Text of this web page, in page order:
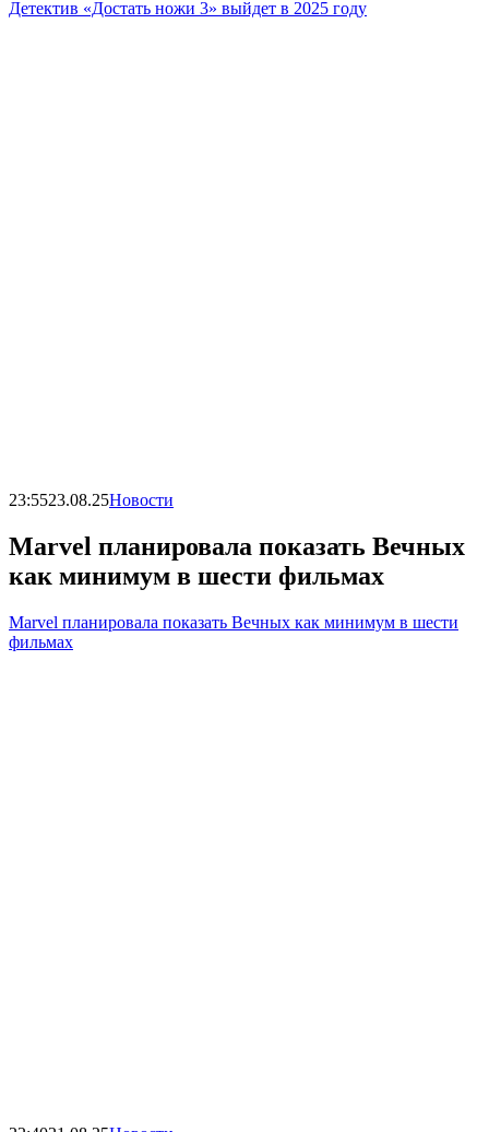
Детектив «Достать ножи 3» выйдет в 2025 году
23:5523.08.25Новости
Marvel планировала показать Вечных
как минимум в шести фильмах
Marvel планировала показать Вечных как минимум в шести
фильмах